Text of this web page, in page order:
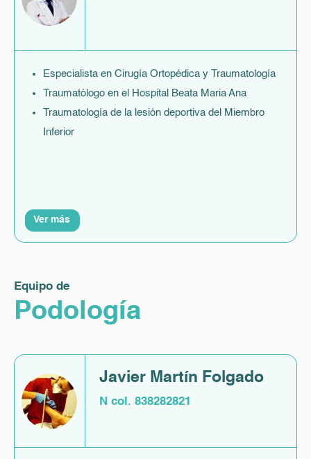
Especialista en Cirugía Ortopédica y Traumatología
Traumatólogo en el Hospital Beata Maria Ana
Traumatología de la lesión deportiva del Miembro
Inferior
Ver más
Equipo de
Podología
Javier Martín Folgado
N col. 838282821